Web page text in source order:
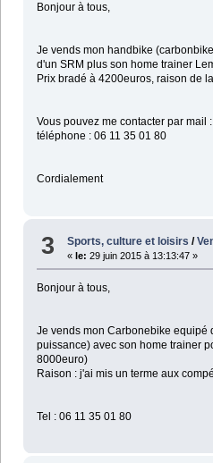
Bonjour à tous,
Je vends mon handbike
d'un SRM plus son home trainer
Prix bradé à 4200euros, raison de
Vous pouvez me contacter par mail
téléphone : 06 11 35 01 80
Cordialement
3 Sports, culture et loisirs /
«le: 29 juin 2015 à 13:13:47 »
Bonjour à tous,
Je vends mon Carbonebike equipé
puissance) avec son home trainer
8000euro)
Raison : j'ai mis un terme aux
Tel : 06 11 35 01 80